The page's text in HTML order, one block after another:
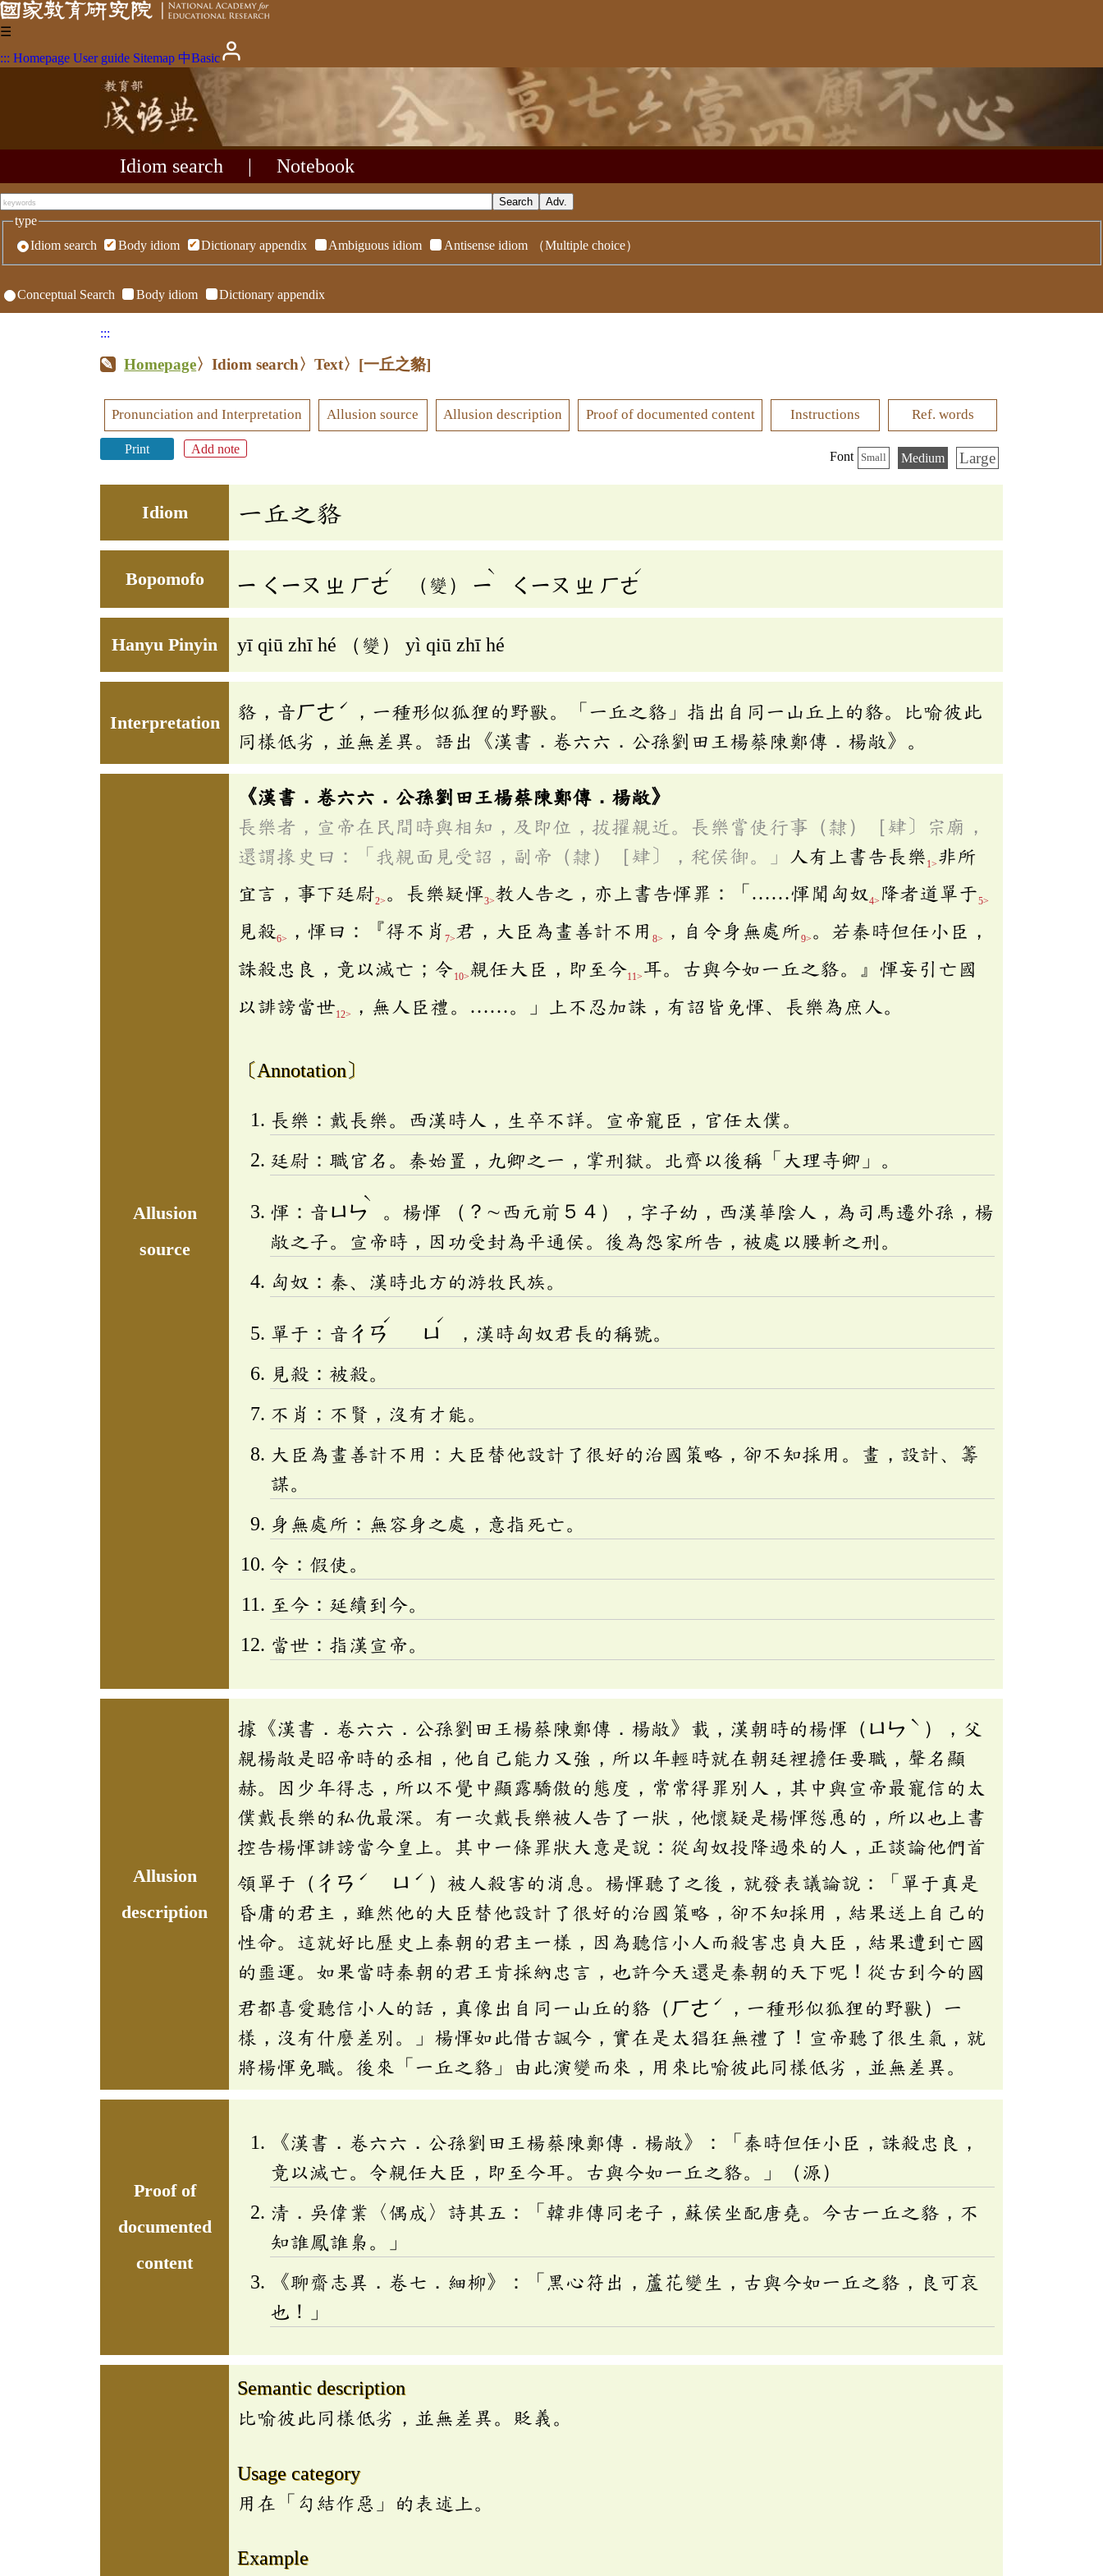
☰
::: Homepage User guide Sitemap 中Basic
Idiom search Notebook
type
Idiom search
Body idiom Dictionary appendix Ambiguous idiom Antisense idiom （Multiple choice）
Conceptual Search Body idiom Dictionary appendix
:::
Homepage〉Idiom search〉Text〉 [一丘之貉]
Pronunciation and Interpretation Allusion source Allusion description Proof of documented content Instructions Ref. words
Print Add note
Font Small Medium Large
Idiom 一丘之貉
Bopomofo ㄧ ㄑㄧㄡ ㄓ ㄏㄜ
ˊ
（變） ㄧ
ˋ
ㄑㄧㄡ ㄓ ㄏㄜ
ˊ
Hanyu Pinyin yī qiū zhī hé （變） yì qiū zhī hé
Interpretation
貉，音ㄏㄜ ˊ
，一種形似狐狸的野獸。「一丘之貉」指出自同一山丘上的貉。比喻彼此
同樣低劣，並無差異。語出《漢書．卷六六．公孫劉田王楊蔡陳鄭傳．楊敞》。
Allusion
source
《漢書．卷六六．公孫劉田王楊蔡陳鄭傳．楊敞》
長樂者，宣帝在民間時與相知，及即位，拔擢親近。長樂嘗使行事（隸）［肄〕宗廟，
還謂掾史曰：「我親面見受詔，副帝（隸）［肄〕，秺侯御。」
人有上書告長樂 1> 非所
宜言，事下廷尉2> 。長樂疑惲3>教人告之，亦上書告惲罪：「……惲聞匈奴4> 降者道單于5>
見殺6> ，惲曰：『得不肖 7> 君，大臣為畫善計不用 8> ，自令身無處所9> 。若秦時但任小臣，
誅殺忠良，竟以滅亡；令10> 親任大臣，即至今11> 耳。古與今如一丘之貉。』惲妄引亡國
以誹謗當世12> ，無人臣禮。……。」上不忍加誅，有詔皆免惲、長樂為庶人。
〔Annotation〕
長樂：戴長樂。西漢時人，生卒不詳。宣帝寵臣，官任太僕。
廷尉：職官名。秦始置，九卿之一，掌刑獄。北齊以後稱「大理寺卿」。
惲：音ㄩㄣ
ˋ
。楊惲 （？∼西元前５４），字子幼，西漢華陰人，為司馬遷外孫，楊
敞之子。宣帝時，因功受封為平通侯。後為怨家所告，被處以腰斬之刑。
匈奴：秦、漢時北方的游牧民族。
單于：音 ㄔㄢ
ˊ
ㄩ
ˊ
，漢時匈奴君長的稱號。
見殺：被殺。
不肖：不賢，沒有才能。
大臣為畫善計不用：大臣替他設計了很好的治國策略，卻不知採用。畫，設計、籌
謀。
身無處所：無容身之處，意指死亡。
令：假使。
至今：延續到今。
當世：指漢宣帝。
Allusion
description
據《漢書．卷六六．公孫劉田王楊蔡陳鄭傳．楊敞》載，漢朝時的楊惲（ㄩㄣ ˋ ），父
親楊敞是昭帝時的丞相，他自己能力又強，所以年輕時就在朝廷裡擔任要職，聲名顯
赫。因少年得志，所以不覺中顯露驕傲的態度，常常得罪別人，其中與宣帝最寵信的太
僕戴長樂的私仇最深。有一次戴長樂被人告了一狀，他懷疑是楊惲慫恿的，所以也上書
控告楊惲誹謗當今皇上。其中一條罪狀大意是說：從匈奴投降過來的人，正談論他們首
領單于（ㄔㄢ ˊ ㄩ ˊ ）被人殺害的消息。楊惲聽了之後，就發表議論說：「單于真是
昏庸的君主，雖然他的大臣替他設計了很好的治國策略，卻不知採用，結果送上自己的
性命。這就好比歷史上秦朝的君主一樣，因為聽信小人而殺害忠貞大臣，結果遭到亡國
的噩運。如果當時秦朝的君王肯採納忠言，也許今天還是秦朝的天下呢！從古到今的國
君都喜愛聽信小人的話，真像出自同一山丘的貉（ㄏㄜ ˊ
，一種形似狐狸的野獸）一
樣，沒有什麼差別。」楊惲如此借古諷今，實在是太猖狂無禮了！宣帝聽了很生氣，就
將楊惲免職。後來「一丘之貉」由此演變而來，用來比喻彼此同樣低劣，並無差異。
Proof of
documented
content
《漢書．卷六六．公孫劉田王楊蔡陳鄭傳．楊敞》：「秦時但任小臣，誅殺忠良，
竟以滅亡。令親任大臣，即至今耳。古與今如一丘之貉。」（源）
清．吳偉業〈偶成〉詩其五：「韓非傳同老子，蘇侯坐配唐堯。今古一丘之貉，不
知誰鳳誰梟。」
《聊齋志異．卷七．細柳》：「黑心符出，蘆花變生，古與今如一丘之貉，良可哀
也！」
Semantic description
比喻彼此同樣低劣，並無差異。貶義。
Usage category
用在「勾結作惡」的表述上。
Example